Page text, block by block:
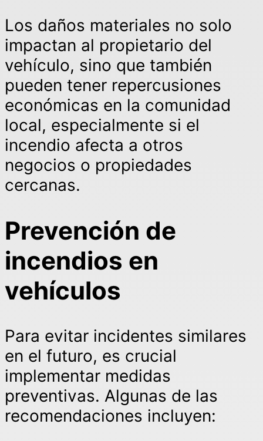
Los daños materiales no solo
impactan al propietario del
vehículo, sino que también
pueden tener repercusiones
económicas en la comunidad
local, especialmente si el
incendio afecta a otros
negocios o propiedades
cercanas.
Prevención de
incendios en
vehículos
Para evitar incidentes similares
en el futuro, es crucial
implementar medidas
preventivas. Algunas de las
recomendaciones incluyen: